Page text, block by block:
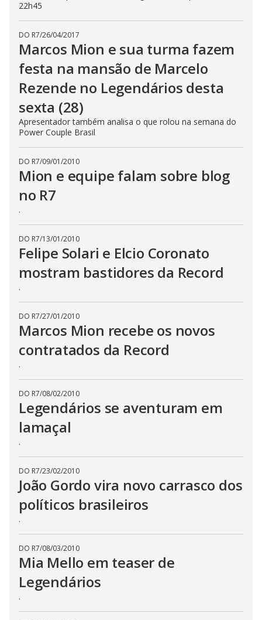
22h45
DO R7/26/04/2017
Marcos Mion e sua turma fazem
festa na mansão de Marcelo
Rezende no Legendários desta
sexta (28)
Apresentador também analisa o que rolou na semana do
Power Couple Brasil
DO R7/09/01/2010
Mion e equipe falam sobre blog
no R7
.
DO R7/13/01/2010
Felipe Solari e Elcio Coronato
mostram bastidores da Record
.
DO R7/27/01/2010
Marcos Mion recebe os novos
contratados da Record
.
DO R7/08/02/2010
Legendários se aventuram em
lamaçal
.
DO R7/23/02/2010
João Gordo vira novo carrasco dos
políticos brasileiros
.
DO R7/08/03/2010
Mia Mello em teaser de
Legendários
.